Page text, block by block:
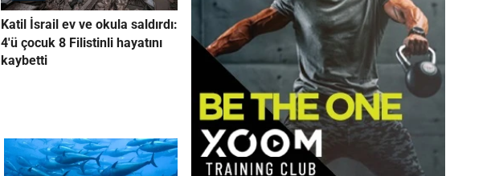
Katil İsrail ev ve okula saldırdı:
4'ü çocuk 8 Filistinli hayatını
kaybetti